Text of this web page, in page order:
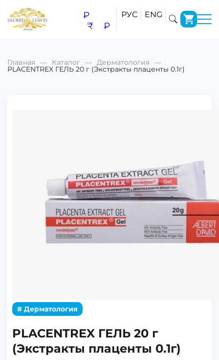
₽
₹
₽
РУС ENG
Главная Каталог Дерматология
PLACENTREX ГЕЛЬ 20 г (Экстракты плаценты 0.1г)
# Дерматология
PLACENTREX ГЕЛЬ 20 г
(Экстракты плаценты 0.1г)